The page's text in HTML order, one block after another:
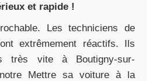
et rapide !
Les techniciens de
extrêmement réactifs. Ils
très vite à Boutigny-sur-
Mettre sa voiture à la